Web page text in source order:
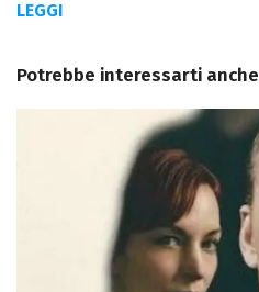
LEGGI
Potrebbe interessarti anche